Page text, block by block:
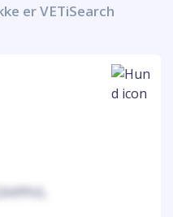
er VETiSearch